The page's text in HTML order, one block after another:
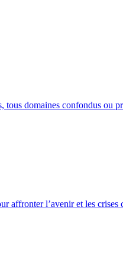
domaines confondus ou
affronter l’avenir et les